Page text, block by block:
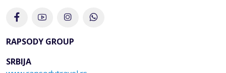
RAPSODY GROUP
SRBIJA